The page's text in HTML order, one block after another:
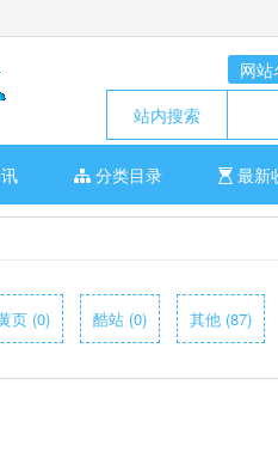
网
站内搜索
分类目录 最新
页 (0) 酷站 (0) 其他 (87)